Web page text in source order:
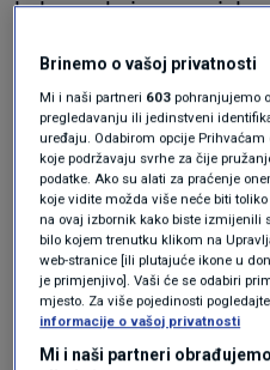
kako, s obzirom na
bolji odaziv od onoga
"Mislimo da nije
obuhvat cijepljenja
zemlje, poput
Hrvatsku jer s takvim
u turističkoj sezoni",
Brinemo o vašoj privatnosti
Mi i naši partneri 603 pohranjujemo
pregledavanju ili jedinstveni
uređaju. Odabirom opcije
koje podržavaju svrhe za čije
podatke. Ako su alati za praćenje
koje vidite možda više neće biti
na ovaj izbornik kako biste izmijenili
bilo kojem trenutku klikom na
web-stranice [ili plutajuće ikone u
je primjenjivo]. Vaši će se odabiri
mjesto. Za više pojedinosti
informacije o vašoj privatnosti
Mi i naši partneri